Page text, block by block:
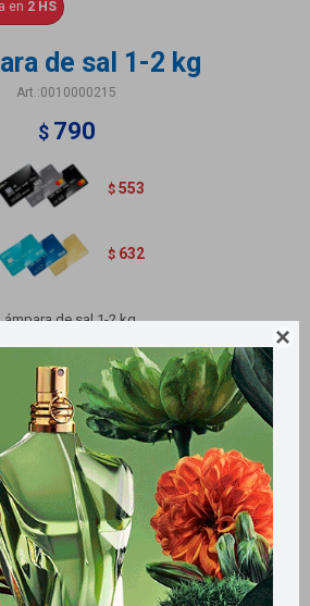

en 2 HS
de sal 1-2 kg
0010000215
$ 790
$ 553
$ 632
de sal 1-2 kg
Incluye lamparita
Métodos y costos de envío
gratuitos en tiendas
que te pueden interesar